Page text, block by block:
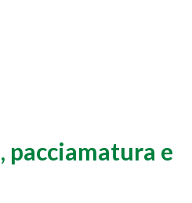
pacciamatura e